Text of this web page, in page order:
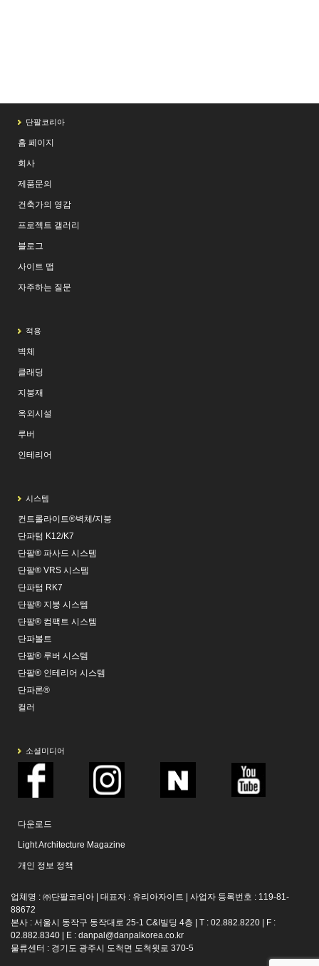
단팔코리아
홈 페이지
회사
제품문의
건축가의 영감
프로젝트 갤러리
블로그
사이트 맵
자주하는 질문
적용
벽체
클래딩
지붕재
옥외시설
루버
인테리어
시스템
컨트롤라이트®벽체/지붕
단파텀 K12/K7
단팔® 파사드 시스템
단팔® VRS 시스템
단파텀 RK7
단팔® 지붕 시스템
단팔® 컴팩트 시스템
단파볼트
단팔® 루버 시스템
단팔® 인테리어 시스템
단파론®
컬러
소셜미디어
다운로드
Light Architecture Magazine
개인 정보 정책
업체명 : ㈜단팔코리아 | 대표자 : 유리아자이트 | 사업자 등록번호 : 119-81-
88672
본사 : 서울시 동작구 동작대로 25-1 C&I빌딩 4층 | T : 02.882.8220 | F :
02.882.8340 | E : danpal@danpalkorea.co.kr
물류센터 : 경기도 광주시 도척면 도척윗로 370-5